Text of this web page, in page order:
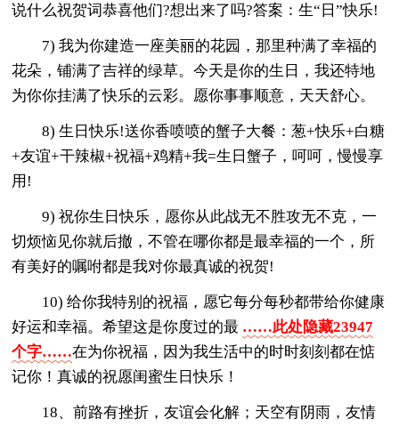
说什么祝贺词恭喜他们?想出来了吗?答案：生“日”快乐!
7) 我为你建造一座美丽的花园，那里种满了幸福的
花朵，铺满了吉祥的绿草。今天是你的生日，我还特地
为你你挂满了快乐的云彩。愿你事事顺意，天天舒心。
8) 生日快乐!送你香喷喷的蟹子大餐：葱+快乐+白糖
+友谊+干辣椒+祝福+鸡精+我=生日蟹子，呵呵，慢慢享
用!
9) 祝你生日快乐，愿你从此战无不胜攻无不克，一
切烦恼见你就后撤，不管在哪你都是最幸福的一个，所
有美好的嘱咐都是我对你最真诚的祝贺!
10) 给你我特别的祝福，愿它每分每秒都带给你健康
好运和幸福。希望这是你度过的最 ……此处隐藏23947
个字……在为你祝福，因为我生活中的时时刻刻都在惦
记你！真诚的祝愿闺蜜生日快乐！
18、前路有挫折，友谊会化解；天空有阴雨，友情